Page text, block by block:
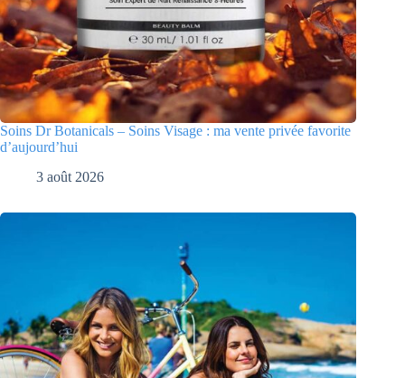
Soins Dr Botanicals – Soins Visage : ma vente privée favorite
d’aujourd’hui
3 août 2026